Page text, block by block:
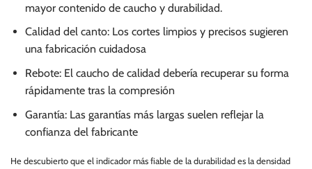
mayor contenido de caucho y durabilidad.
Calidad del canto: Los cortes limpios y precisos sugieren
una fabricación cuidadosa
Rebote: El caucho de calidad debería recuperar su forma
rápidamente tras la compresión
Garantía: Las garantías más largas suelen reflejar la
confianza del fabricante
He descubierto que el indicador más fiable de la durabilidad es la densidad